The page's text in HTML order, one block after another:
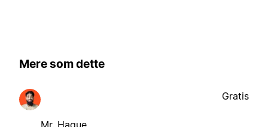
Mere som dette
Mr. Haque
Gratis